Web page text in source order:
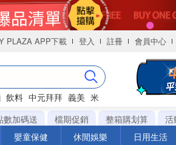
PLAZA APP下載 登入 註冊 會員中心
飲料 中元拜拜 義美 米
數加碼送 檔期促銷 整箱購划算 活
嬰童保健 休閒娛樂 日用生活